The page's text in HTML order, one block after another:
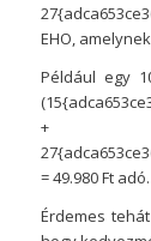
EHO,
Például egy
+
= 49.980 Ft adó.
Érdemes